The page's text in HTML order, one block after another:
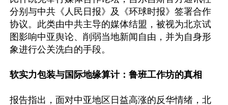
分别与中共《人民日报》及《环球时报》签署合作
协议。此类由中共主导的媒体结盟，被视为北京试
图影响中亚舆论、削弱当地新闻自由，并为自身形
象进行公关洗白的手段。
软实力包装与国际地缘算计：鲁班工作坊的真相
报告指出，面对中亚地区日益高涨的反华情绪，北